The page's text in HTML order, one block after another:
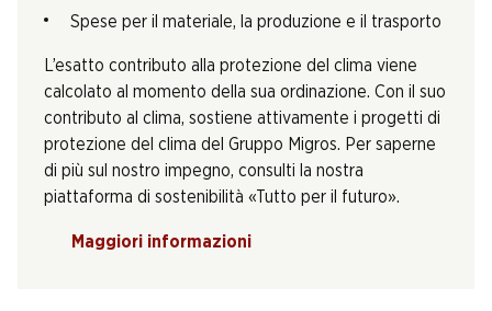
Spese per il materiale, la produzione e il trasporto
L’esatto contributo alla protezione del clima viene
calcolato al momento della sua ordinazione. Con il suo
contributo al clima, sostiene attivamente i progetti di
protezione del clima del Gruppo Migros. Per saperne
di più sul nostro impegno, consulti la nostra
piattaforma di sostenibilità «Tutto per il futuro».
Maggiori informazioni